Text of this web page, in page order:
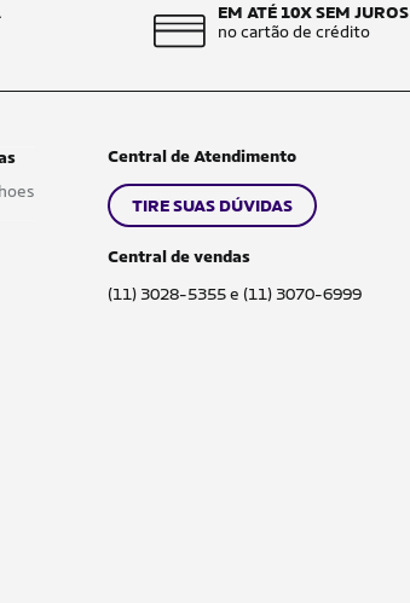
EM ATÉ 10X SEM JUROS
no cartão de crédito
Central de Atendimento
TIRE SUAS DÚVIDAS
Central de vendas
(11) 3028-5355 e (11) 3070-6999